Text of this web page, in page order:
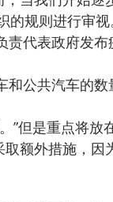
规则进行审视
代表政府发
公共汽车的
”但是重点将放
额外措施，因